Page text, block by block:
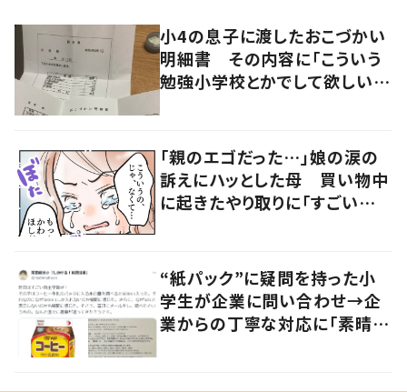
小4の息子に渡したおこづかい
明細書 その内容に「こういう
勉強小学校とかでして欲しい」
「親のエゴだった…」娘の涙の
訴えにハッとした母 買い物中
に起きたやり取りに「すごい分
“紙パック”に疑問を持った小
学生が企業に問い合わせ→企
業からの丁寧な対応に「素晴ら